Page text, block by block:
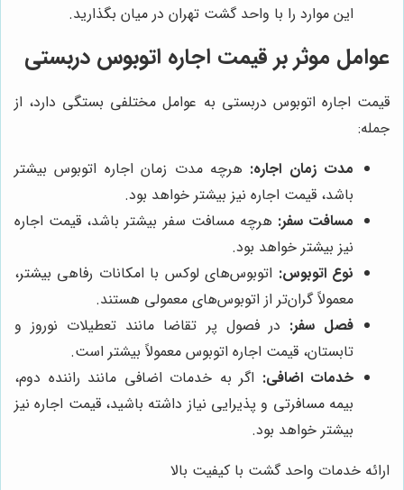
این موارد را با واحد گشت تهران در میان بگذارید.
عوامل موثر بر قیمت اجاره اتوبوس دربستی
قیمت اجاره اتوبوس دربستی به عوامل مختلفی بستگی دارد، از
جمله:
مدت زمان اجاره: هرچه مدت زمان اجاره اتوبوس بیشتر
باشد، قیمت اجاره نیز بیشتر خواهد بود.
مسافت سفر: هرچه مسافت سفر بیشتر باشد، قیمت اجاره
نیز بیشتر خواهد بود.
نوع اتوبوس: اتوبوس‌های لوکس با امکانات رفاهی بیشتر،
معمولاً گران‌تر از اتوبوس‌های معمولی هستند.
فصل سفر: در فصول پر تقاضا مانند تعطیلات نوروز و
تابستان، قیمت اجاره اتوبوس معمولاً بیشتر است.
خدمات اضافی: اگر به خدمات اضافی مانند راننده دوم،
بیمه مسافرتی و پذیرایی نیاز داشته باشید، قیمت اجاره نیز
بیشتر خواهد بود.
ارائه خدمات واحد گشت با کیفیت بالا